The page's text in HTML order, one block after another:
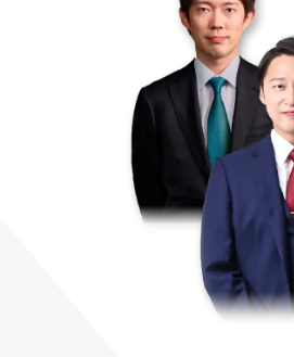
定額制採用代行・RPO『トルトル
営業改善特化の動画制作『動画で
定額LINE運用代行『LINEマキトル
拡散付1日密着動画制作『まるごと
1本無料で記事を制作『SEOトライ
定額制LP制作・改善『最強LP』
採用YouTubeチャンネル構築『ト
YouTubeディレクター
会社概要・役員紹介
ミッション・ビジョン・バリュー
代表メッセージ（岩野圭佑）